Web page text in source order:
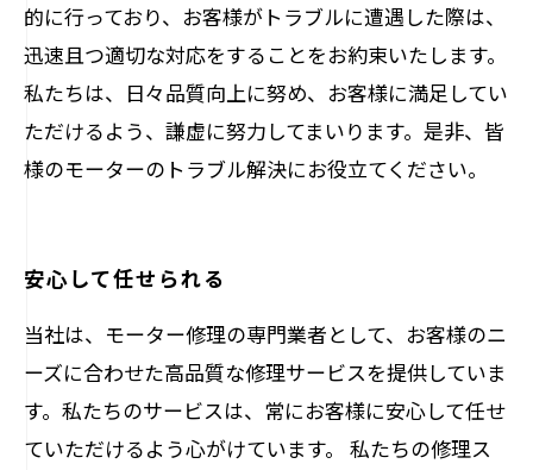
的に行っており、お客様がトラブルに遭遇した際は、
迅速且つ適切な対応をすることをお約束いたします。
私たちは、日々品質向上に努め、お客様に満足してい
ただけるよう、謙虚に努力してまいります。是非、皆
様のモーターのトラブル解決にお役立てください。
安心して任せられる
当社は、モーター修理の専門業者として、お客様のニ
ーズに合わせた高品質な修理サービスを提供していま
す。私たちのサービスは、常にお客様に安心して任せ
ていただけるよう心がけています。 私たちの修理ス